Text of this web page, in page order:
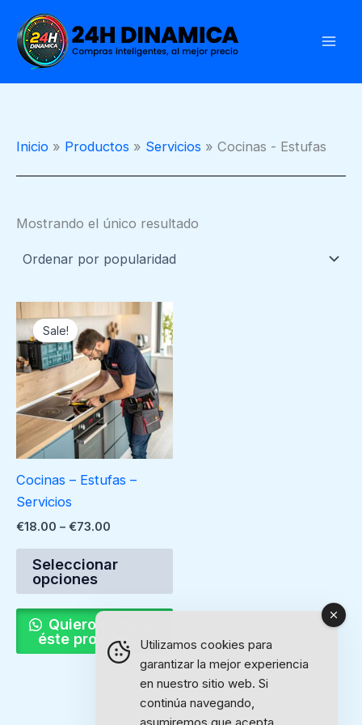
contenido
Inicio Productos Servicios Cocinas - Estufas
Mostrando el único resultado
Sale!
Cocinas – Estufas –
Servicios
€18.00 – €73.00
range:
€18.00
through
€73.00
Seleccionar
opciones
Este
producto
tiene
variantes.
Las
se
la
de
Quiero comprar
éste producto...Utilizamos cookies para
garantizar la mejor experiencia
en nuestro sitio web. Si
continúa navegando,